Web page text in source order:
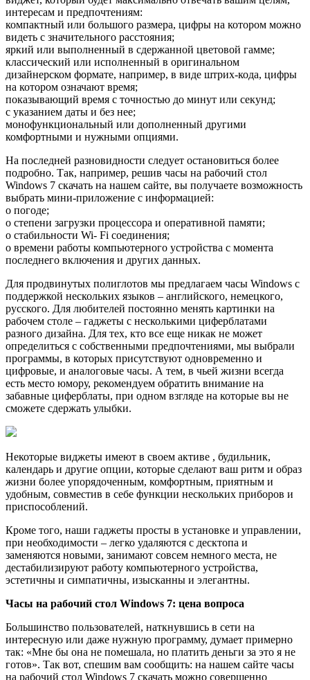
интересам и предпочтениям:
компактный или большого размера, цифры на котором можно
видеть с значительного расстояния;
яркий или выполненный в сдержанной цветовой гамме;
классический или исполненный в оригинальном
дизайнерском формате, например, в виде штрих-кода, цифры
на котором означают время;
показывающий время с точностью до минут или секунд;
с указанием даты и без нее;
монофункциональный или дополненный другими
комфортными и нужными опциями.
На последней разновидности следует остановиться более
подробно. Так, например, решив часы на рабочий стол
Windows 7 скачать на нашем сайте, вы получаете возможность
выбрать мини-приложение с информацией:
о погоде;
о степени загрузки процессора и оперативной памяти;
о стабильности Wi- Fi соединения;
о времени работы компьютерного устройства с момента
последнего включения и других данных.
Для продвинутых полиглотов мы предлагаем часы Windows с
поддержкой нескольких языков – английского, немецкого,
русского. Для любителей постоянно менять картинки на
рабочем столе – гаджеты с несколькими циферблатами
разного дизайна. Для тех, кто все еще никак не может
определиться с собственными предпочтениями, мы выбрали
программы, в которых присутствуют одновременно и
цифровые, и аналоговые часы. А тем, в чьей жизни всегда
есть место юмору, рекомендуем обратить внимание на
забавные циферблаты, при одном взгляде на которые вы не
сможете сдержать улыбки.
Некоторые виджеты имеют в своем активе , будильник,
календарь и другие опции, которые сделают ваш ритм и образ
жизни более упорядоченным, комфортным, приятным и
удобным, совместив в себе функции нескольких приборов и
приспособлений.
Кроме того, наши гаджеты просты в установке и управлении,
при необходимости – легко удаляются с десктопа и
заменяются новыми, занимают совсем немного места, не
дестабилизируют работу компьютерного устройства,
эстетичны и симпатичны, изысканны и элегантны.
Часы на рабочий стол Windows 7: цена вопроса
Большинство пользователей, наткнувшись в сети на
интересную или даже нужную программу, думает примерно
так: «Мне бы она не помешала, но платить деньги за это я не
готов». Так вот, спешим вам сообщить: на нашем сайте часы
на рабочий стол Windows 7 скачать можно совершенно